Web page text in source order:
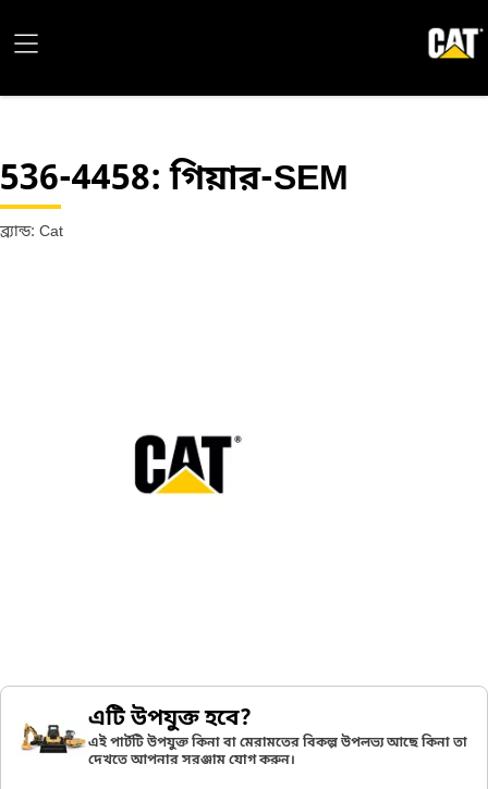
536-4458: গিয়ার-SEM
ব্র্যান্ড: Cat
এটি উপযুক্ত হবে?
এই পার্টটি উপযুক্ত কিনা বা মেরামতের বিকল্প উপলভ্য আছে কিনা তা
দেখতে আপনার সরঞ্জাম যোগ করুন।